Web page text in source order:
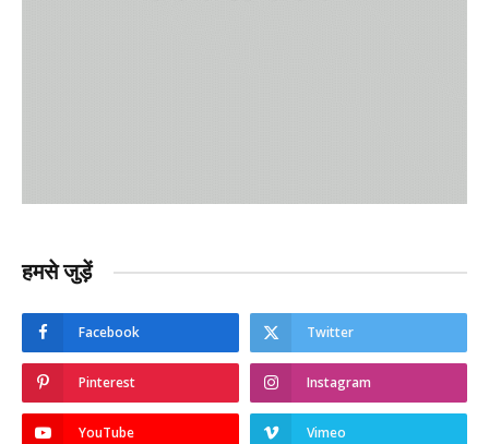
हमसे जुड़ें
Facebook Twitter
Pinterest Instagram
YouTube Vimeo